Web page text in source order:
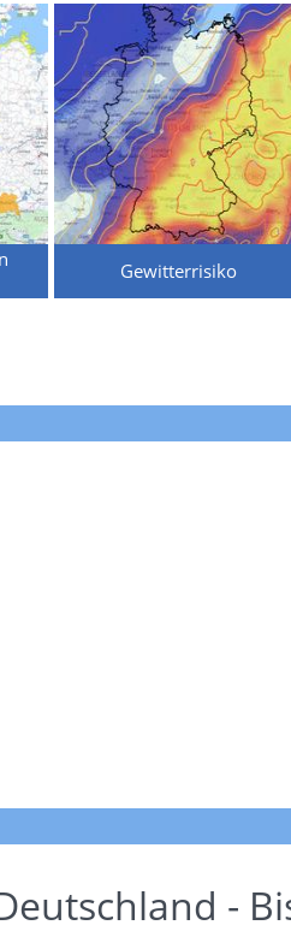
Gewitterrisiko
-